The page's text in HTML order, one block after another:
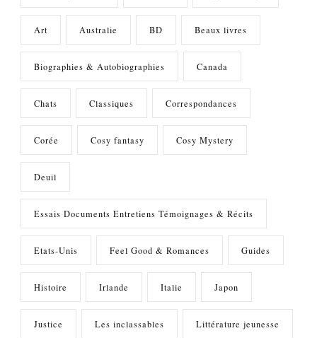
Art Australie BD Beaux livres
Biographies & Autobiographies Canada
Chats Classiques Correspondances
Corée Cosy fantasy Cosy Mystery
Deuil
Essais Documents Entretiens Témoignages & Récits
Etats-Unis Feel Good & Romances Guides
Histoire Irlande Italie Japon
Justice Les inclassables Littérature jeunesse